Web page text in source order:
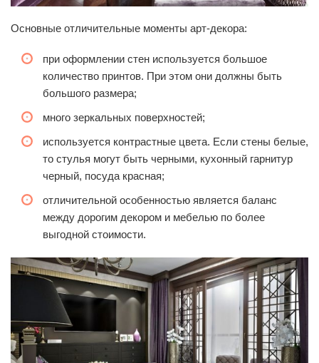
Основные отличительные моменты арт-декора:
при оформлении стен используется большое
количество принтов. При этом они должны быть
большого размера;
много зеркальных поверхностей;
используется контрастные цвета. Если стены белые,
то стулья могут быть черными, кухонный гарнитур
черный, посуда красная;
отличительной особенностью является баланс
между дорогим декором и мебелью по более
выгодной стоимости.